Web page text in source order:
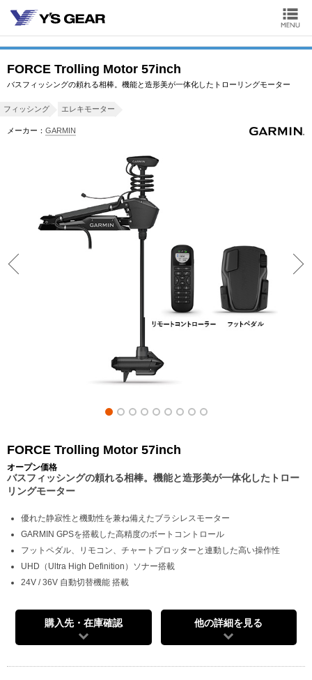
FORCE Trolling Motor 57inch
バスフィッシングの頼れる相棒。機能と造形美が一体化したトローリングモーター
フィッシング エレキモーター
メーカー： GARMIN
FORCE Trolling Motor 57inch
オープン価格
バスフィッシングの頼れる相棒。機能と造形美が一体化したトロー
リングモーター
優れた静寂性と機動性を兼ね備えたブラシレスモーター
GARMIN GPSを搭載した高精度のボートコントロール
フットペダル、リモコン、チャートプロッターと連動した高い操作性
UHD（Ultra High Definition）ソナー搭載
24V / 36V 自動切替機能 搭載
購入先・在庫確認 他の詳細を見る